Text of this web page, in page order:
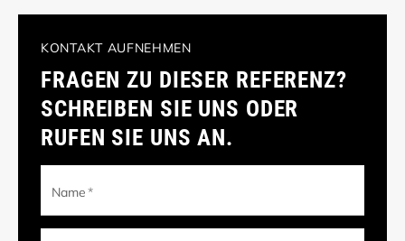
KONTAKT AUFNEHMEN
FRAGEN ZU DIESER REFERENZ?
SCHREIBEN SIE UNS ODER
RUFEN SIE UNS AN.
Name*